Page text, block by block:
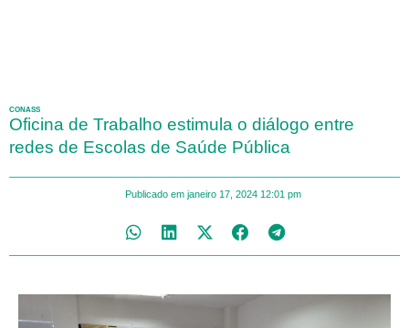
CONASS
Oficina de Trabalho estimula o diálogo entre
redes de Escolas de Saúde Pública
Publicado em janeiro 17, 2024 12:01 pm